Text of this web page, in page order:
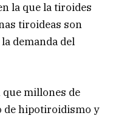
la que la tiroides
tiroideas son
demanda del
millones de
de hipotiroidismo y